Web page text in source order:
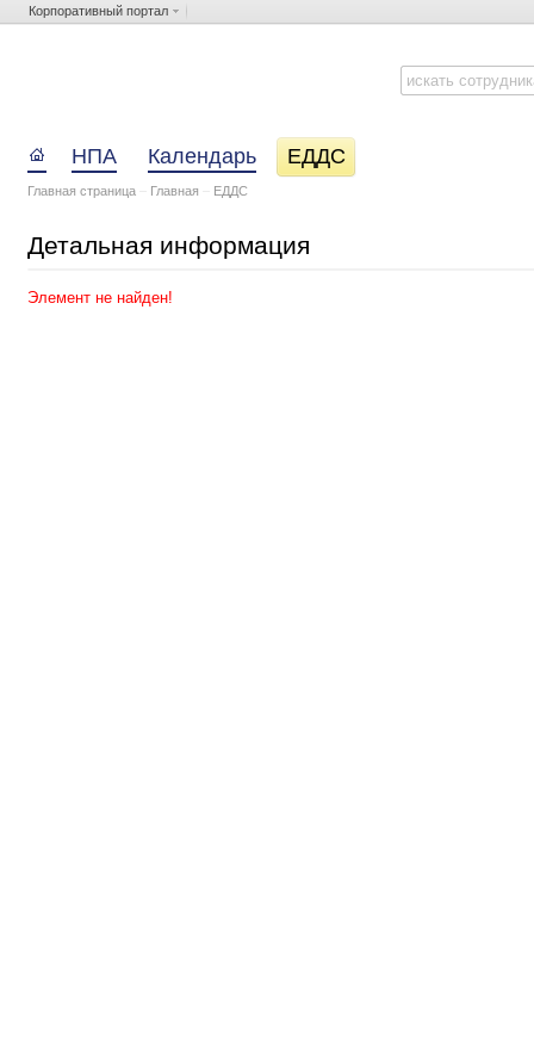
Корпоративный портал
НПА Календарь ЕДДС
Главная страница Главная ЕДДС
Детальная информация
Элемент не найден!